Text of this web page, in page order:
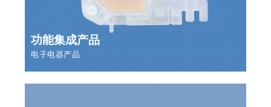
功能集成产品
电子电器产品